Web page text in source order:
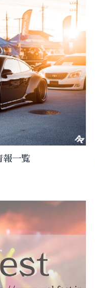
報一覧